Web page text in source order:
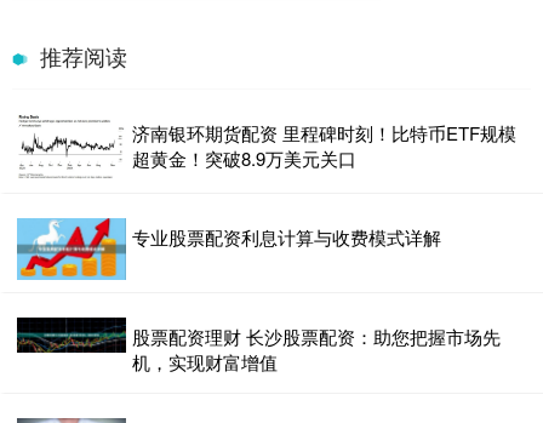
推荐阅读
济南银环期货配资 里程碑时刻！比特币ETF规模
超黄金！突破8.9万美元关口
专业股票配资利息计算与收费模式详解
股票配资理财 长沙股票配资：助您把握市场先
机，实现财富增值